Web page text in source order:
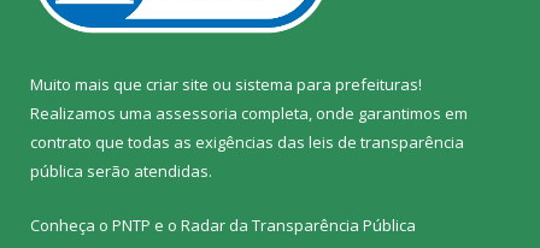
Muito mais que criar site ou sistema para prefeituras!
Realizamos uma assessoria completa, onde garantimos em
contrato que todas as exigências das leis de transparência
pública serão atendidas.
Conheça o PNTP e o Radar da Transparência Pública